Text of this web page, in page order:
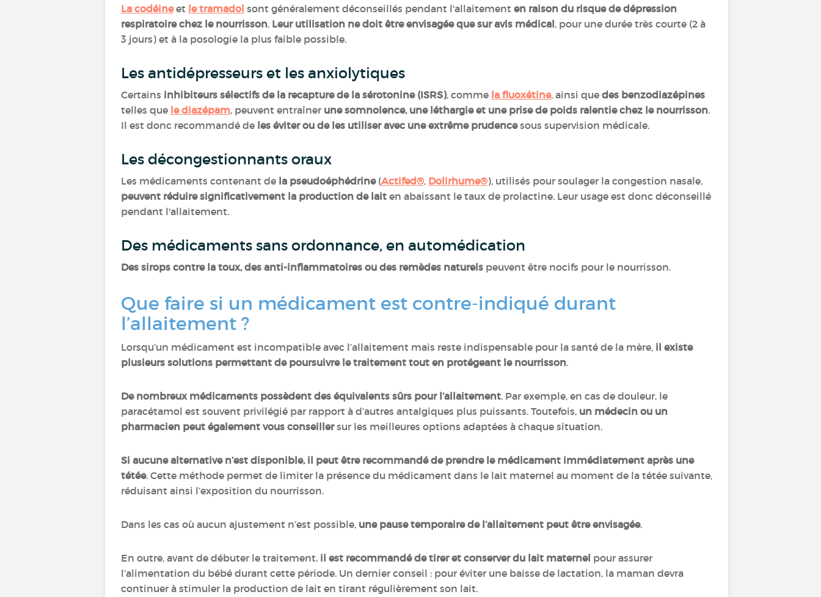
La codéineet le tramadol sont généralement déconseillés pendant l'allaitement en raison du risque de dépression
respiratoire chez le nourrisson. Leur utilisation ne doit être envisagée que sur avis médical, pour une durée très courte (2 à
3 jours) et à la posologie la plus faible possible.
Les antidépresseurs et les anxiolytiques
Certains inhibiteurs sélectifs de la recapture de la sérotonine (ISRS), comme la fluoxétine, ainsi que des benzodiazépines
telles que le diazépam, peuvent entraîner une somnolence, une léthargie et une prise de poids ralentie chez le nourrisson.
Il est donc recommandé de les éviter ou de les utiliser avec une extrême prudencesous supervision médicale.
Les décongestionnants oraux
Les médicaments contenant de la pseudoéphédrine(Actifed®, Dolirhume®), utilisés pour soulager la congestion nasale,
peuvent réduire significativement la production de lait en abaissant le taux de prolactine. Leur usage est donc déconseillé
pendant l'allaitement.
Des médicaments sans ordonnance, en automédication
Des sirops contre la toux, des anti-inflammatoires ou des remèdes naturels peuvent être nocifs pour le nourrisson.
Que faire si un médicament est contre-indiqué durant
l’allaitement ?
Lorsqu’un médicament est incompatible avec l’allaitement mais reste indispensable pour la santé de la mère, il existe
plusieurs solutions permettant de poursuivre le traitement tout en protégeant le nourrisson.
De nombreux médicaments possèdent des équivalents sûrs pour l’allaitement. Par exemple, en cas de douleur, le
paracétamol est souvent privilégié par rapport à d’autres antalgiques plus puissants. Toutefois, un médecin ou un
pharmacien peut également vous conseillersur les meilleures options adaptées à chaque situation.
Si aucune alternative n’est disponible, il peut être recommandé de prendre le médicament immédiatement après une
tétée. Cette méthode permet de limiter la présence du médicament dans le lait maternel au moment de la tétée suivante,
réduisant ainsi l’exposition du nourrisson.
Dans les cas où aucun ajustement n’est possible, une pause temporaire de l’allaitement peut être envisagée.
En outre, avant de débuter le traitement, il est recommandé de tirer et conserver du lait maternel pour assurer
l’alimentation du bébé durant cette période. Un dernier conseil : pour éviter une baisse de lactation, la maman devra
continuer à stimuler la production de lait en tirant régulièrement son lait.